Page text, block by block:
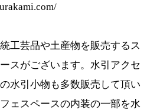
工芸品や土産物を販売するス
スがございます。水引アクセ
水引小物も多数販売して頂い
ェスペースの内装の一部を水